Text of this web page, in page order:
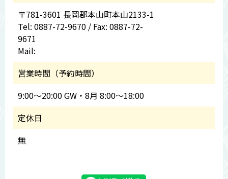
〒781-3601 長岡郡本山町本山2133-1
Tel: 0887-72-9670 / Fax: 0887-72-
9671
Mail:
営業時間（予約時間）
9:00～20:00 GW・8月 8:00～18:00
定休日
無